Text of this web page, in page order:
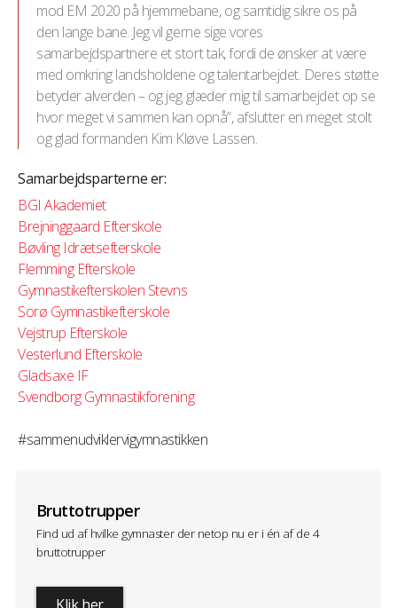
mod EM 2020 på hjemmebane, og samtidig sikre os på
den lange bane. Jeg vil gerne sige vores
samarbejdspartnere et stort tak, fordi de ønsker at være
med omkring landsholdene og talentarbejdet. Deres støtte
betyder alverden – og jeg glæder mig til samarbejdet op se
hvor meget vi sammen kan opnå”, afslutter en meget stolt
og glad formanden Kim Kløve Lassen.
Samarbejdsparterne er:
BGI Akademiet
Brejninggaard Efterskole
Bøvling Idrætsefterskole
Flemming Efterskole
Gymnastikefterskolen Stevns
Sorø Gymnastikefterskole
Vejstrup Efterskole
Vesterlund Efterskole
Gladsaxe IF
Svendborg Gymnastikforening
#sammenudviklervigymnastikken
Bruttotrupper
Find ud af hvilke gymnaster der netop nu er i én af de 4
bruttotrupper